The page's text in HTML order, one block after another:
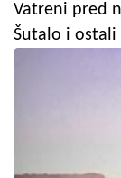
Vatreni pred
Šutalo i ostali